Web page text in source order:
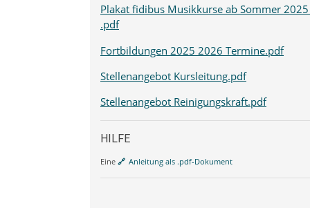
Plakat fidibus Musikkurse ab Sommer
.pdf
Fortbildungen 2025 2026 Termine.pdf
Stellenangebot Kursleitung.pdf
Stellenangebot Reinigungskraft.pdf
HILFE
Eine Anleitung als .pdf-Dokument